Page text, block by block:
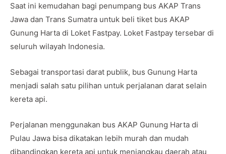
Saat ini kemudahan bagi penumpang bus AKAP Trans
Jawa dan Trans Sumatra untuk beli tiket bus AKAP
Gunung Harta di Loket Fastpay. Loket Fastpay tersebar di
seluruh wilayah Indonesia.
Sebagai transportasi darat publik, bus Gunung Harta
menjadi salah satu pilihan untuk perjalanan darat selain
kereta api.
Perjalanan menggunakan bus AKAP Gunung Harta di
Pulau Jawa bisa dikatakan lebih murah dan mudah
dibandingkan kereta api untuk menjangkau daerah atau